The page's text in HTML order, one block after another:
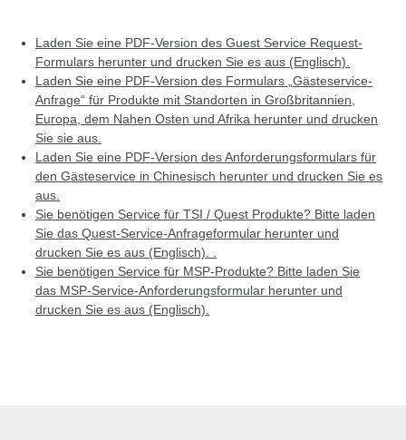
Laden Sie eine PDF-Version des Guest Service Request-
Formulars herunter und drucken Sie es aus (Englisch).
Laden Sie eine PDF-Version des Formulars „Gästeservice-
Anfrage“ für Produkte mit Standorten in Großbritannien,
Europa, dem Nahen Osten und Afrika herunter und drucken
Sie sie aus.
Laden Sie eine PDF-Version des Anforderungsformulars für
den Gästeservice in Chinesisch herunter und drucken Sie es
aus.
Sie benötigen Service für TSI / Quest Produkte? Bitte laden
Sie das Quest-Service-Anfrageformular herunter und
drucken Sie es aus (Englisch). .
Sie benötigen Service für MSP-Produkte? Bitte laden Sie
das MSP-Service-Anforderungsformular herunter und
drucken Sie es aus (Englisch).